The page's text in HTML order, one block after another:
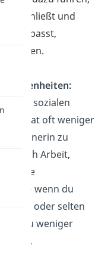
verschließt und
verpasst,
knüpfen.
Gelegenheiten:
am sozialen
hat oft weniger
Partnerin zu
durch Arbeit,
andere
— wenn du
hast oder selten
du weniger